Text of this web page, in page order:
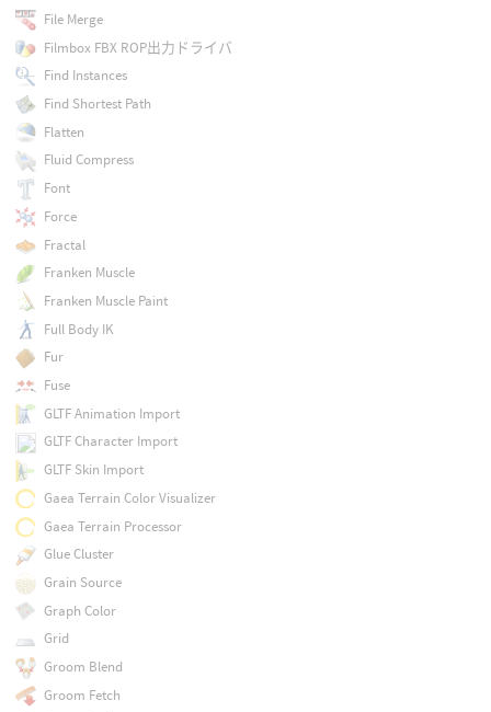
File Merge
Filmbox FBX ROP出力ドライバ
Find Instances
Find Shortest Path
Flatten
Fluid Compress
Font
Force
Fractal
Franken Muscle
Franken Muscle Paint
Full Body IK
Fur
Fuse
GLTF Animation Import
GLTF Character Import
GLTF Skin Import
Gaea Terrain Color Visualizer
Gaea Terrain Processor
Glue Cluster
Grain Source
Graph Color
Grid
Groom Blend
Groom Fetch